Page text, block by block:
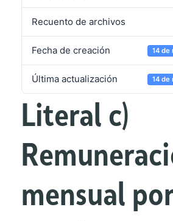
Recuento de archivos
Fecha de creación 14 de
Última actualización 14 de
Literal c)
mensual